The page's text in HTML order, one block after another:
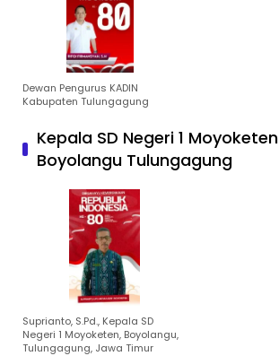
Dewan Pengurus KADIN
Kabupaten Tulungagung
Kepala SD Negeri 1 Moyoketen
Boyolangu Tulungagung
Suprianto, S.Pd., Kepala SD
Negeri 1 Moyoketen, Boyolangu,
Tulungagung, Jawa Timur